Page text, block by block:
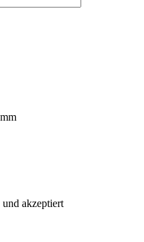
und akzeptiert